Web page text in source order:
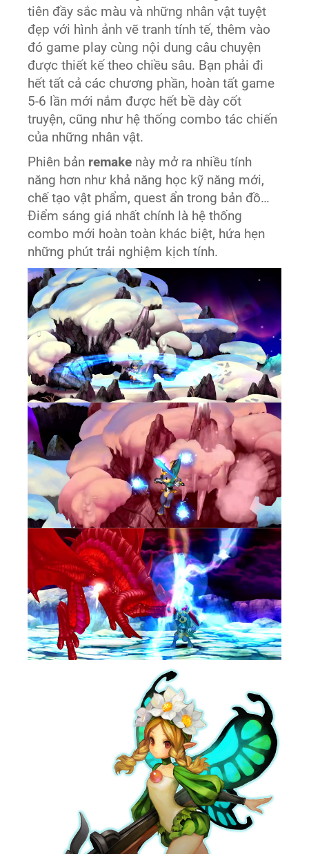
tiên đầy sắc màu và những nhân vật tuyệt
đẹp với hình ảnh vẽ tranh tính tế, thêm vào
đó game play cùng nội dung câu chuyện
được thiết kế theo chiều sâu. Bạn phải đi
hết tất cả các chương phần, hoàn tất game
5-6 lần mới nắm được hết bề dày cốt
truyện, cũng như hệ thống combo tác chiến
của những nhân vật.
Phiên bản remake này mở ra nhiều tính
năng hơn như khả năng học kỹ năng mới,
chế tạo vật phẩm, quest ẩn trong bản đồ…
Điểm sáng giá nhất chính là hệ thống
combo mới hoàn toàn khác biệt, hứa hẹn
những phút trải nghiệm kịch tính.